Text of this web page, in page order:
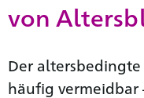
von
Der
häufig vermeidbar